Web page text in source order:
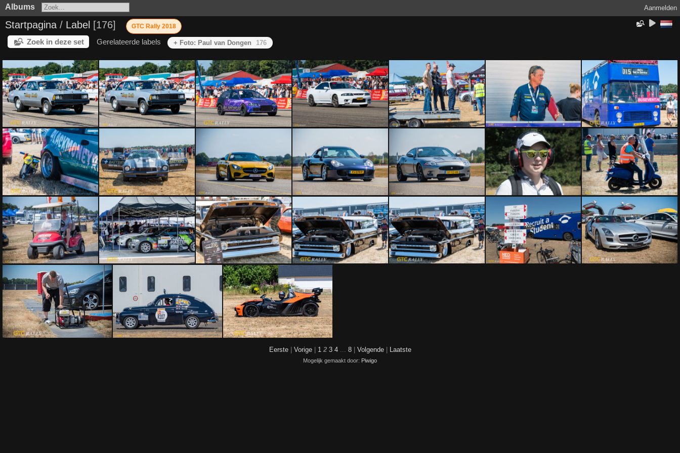
Albums Aanmelden
Startpagina / Label 176 GTC Rally 2018
Zoek in deze set Gerelateerde labels + Foto: Paul van Dongen 176
PVD20180714-5603 PVD20180714-5603 PVD20180714-5614 PVD20180714-5615 PVD20180714-5616 PVD20180714-5617 PVD20180714-5620
PVD20180714-5622 PVD20180714-5628 PVD20180714-5631 PVD20180714-5634 PVD20180714-5635 PVD20180714-5650 PVD20180714-5651
PVD20180714-5652 PVD20180714-5654 PVD20180714-5656 PVD20180714-5657
Eerste| Vorige| 1 2 3 4... 8 Volgende Laatste
Mogelijk gemaakt door: Piwigo